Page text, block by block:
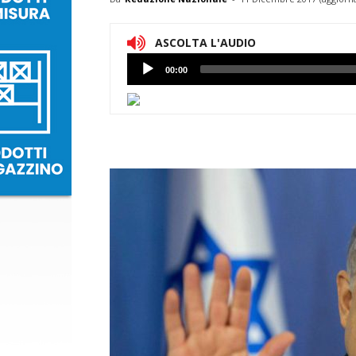
ASCOLTA L'AUDIO
Lettore
Audio
00:00